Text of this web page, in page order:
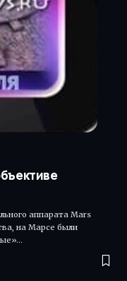
аппарата Mars
на Марсе были